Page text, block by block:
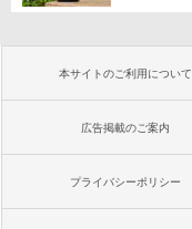
本サイトのご利用について
広告掲載のご案内
プライバシーポリシー